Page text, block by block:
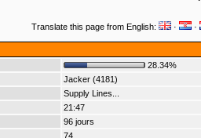
Translate this page from English: · ·
28.34%
Jacker (4181)
Supply Lines...
21:47
96 jours
74